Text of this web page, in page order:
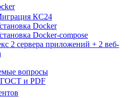
КС24
Docker
Docker-compose
2 сервера приложений + 2 веб-
вопросы
и PDF